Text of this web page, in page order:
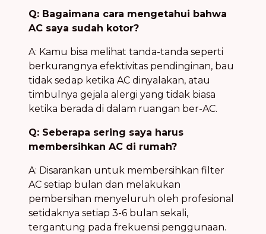
Q: Bagaimana cara mengetahui bahwa
AC saya sudah kotor?
A: Kamu bisa melihat tanda-tanda seperti
berkurangnya efektivitas pendinginan, bau
tidak sedap ketika AC dinyalakan, atau
timbulnya gejala alergi yang tidak biasa
ketika berada di dalam ruangan ber-AC.
Q: Seberapa sering saya harus
membersihkan AC di rumah?
A: Disarankan untuk membersihkan filter
AC setiap bulan dan melakukan
pembersihan menyeluruh oleh profesional
setidaknya setiap 3-6 bulan sekali,
tergantung pada frekuensi penggunaan.